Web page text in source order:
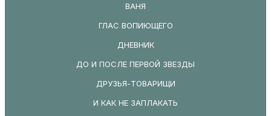
ВАНЯ
ГЛАС ВОПИЮЩЕГО
ДНЕВНИК
ДО И ПОСЛЕ ПЕРВОЙ ЗВЕЗДЫ
ДРУЗЬЯ-ТОВАРИЩИ
И КАК НЕ ЗАПЛАКАТЬ